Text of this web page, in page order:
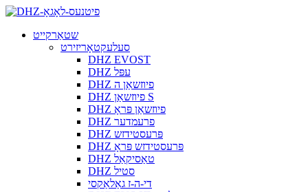
שטאַרקייט
סעלעקטאָריזירט
DHZ EVOST
DHZ עפּל
DHZ פיוזשאַן ה
DHZ פיוזשאַן S
DHZ פיוזשאַן פּראָ
DHZ פרעמדער
DHZ פּרעסטידזש
DHZ פּרעסטידזש פּראָ
DHZ טאַסיקאַל
DHZ סטיל
די-ה-ז גאַלאַקסי